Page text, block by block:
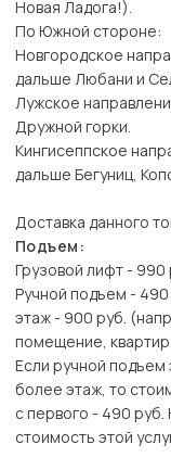
Новая Ладога!).
По Южной стороне:
Новгородское
дальше Любани и
Лужское
Дружной горки.
Кингисеппское
дальше Бегуниц,
Доставка данного
Подъем:
Грузовой лифт - 990
Ручной подъем -
этаж - 900 руб.
помещение,
Если ручной подъем
более этаж, то
с первого - 490
стоимость этой